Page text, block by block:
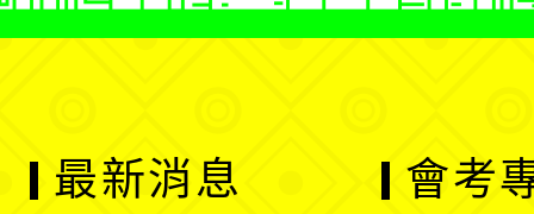
最新消息 會考